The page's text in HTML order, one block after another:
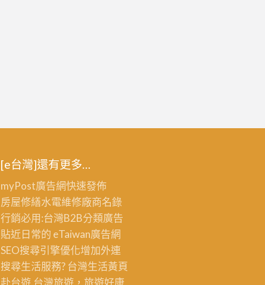
[e台灣]還有更多…
myPost廣告網快速發佈
房屋修繕水電維修廠商名錄
行銷必用:台灣B2B分類廣告
貼近日常的 eTaiwan廣告網
SEO搜尋引擎優化增加外連
搜尋生活服務? 台灣生活黃頁
赴台遊,台灣旅遊 ，旅遊好康